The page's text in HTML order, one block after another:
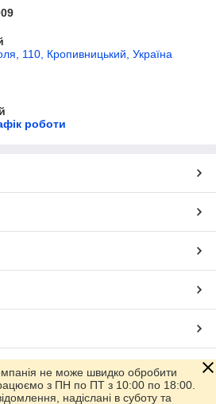
110, Кропивницький, Україна
роботи
не може швидко обробити
з ПН по ПТ з 10:00 по 18:00.
надіслані в суботу та